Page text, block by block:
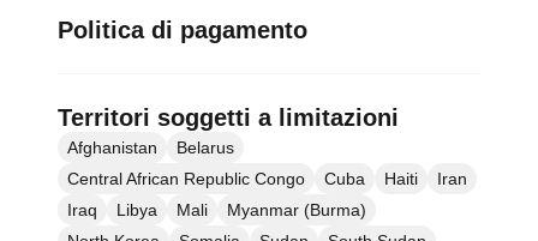
Politica di pagamento
Territori soggetti a limitazioni
Afghanistan
Belarus
Central African Republic Congo
Cuba Haiti
Iran
Iraq
Libya Mali
Myanmar (Burma)